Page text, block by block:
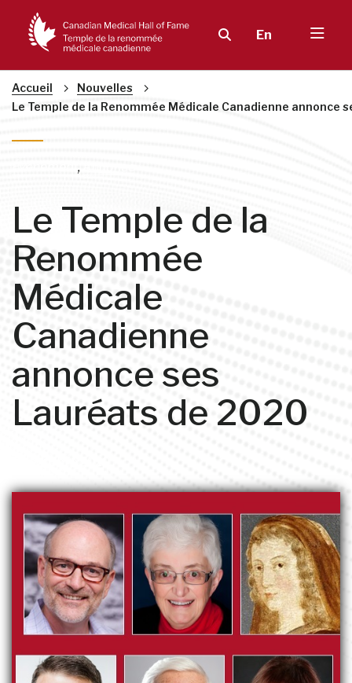
En
Fil
Accueil
Nouvelles
Le Temple de la Renommée Médicale Canadienne annonce
,
Le Temple de la
Renommée
Médicale
Canadienne
annonce ses
Lauréats de 2020